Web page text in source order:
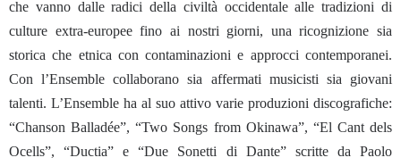
che vanno dalle radici della civiltà occidentale alle tradizioni di
culture extra-europee fino ai nostri giorni, una ricognizione sia
storica che etnica con contaminazioni e approcci contemporanei.
Con l’Ensemble collaborano sia affermati musicisti sia giovani
talenti. L’Ensemble ha al suo attivo varie produzioni discografiche:
“Chanson Balladée”, “Two Songs from Okinawa”, “El Cant dels
Ocells”, “Ductia” e “Due Sonetti di Dante” scritte da Paolo